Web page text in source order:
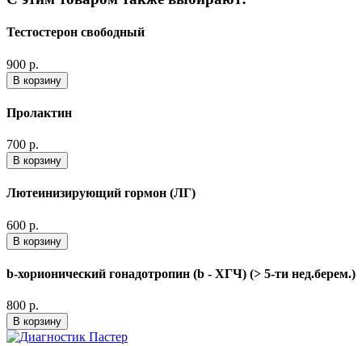
Тестостерон свободный
900 р.
В корзину
Пролактин
700 р.
В корзину
Лютеинизирующий гормон (ЛГ)
600 р.
В корзину
b-хорионический гонадотропин (b - ХГЧ) (> 5-ти нед.берем.)
800 р.
В корзину